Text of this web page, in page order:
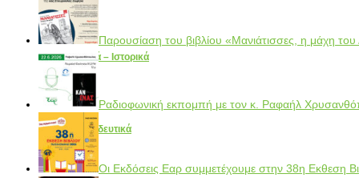
Εθνικά – Ιστορικά
Εκπαιδευτικά
Παρουσίαση του βιβλίου «Μανιάτισσες, η μάχη
Ραδιοφωνική εκπομπή με τον κ. Ραφαήλ
Οι Εκδόσεις Εαρ συμμετέχουμε στην 38η Εκθεση